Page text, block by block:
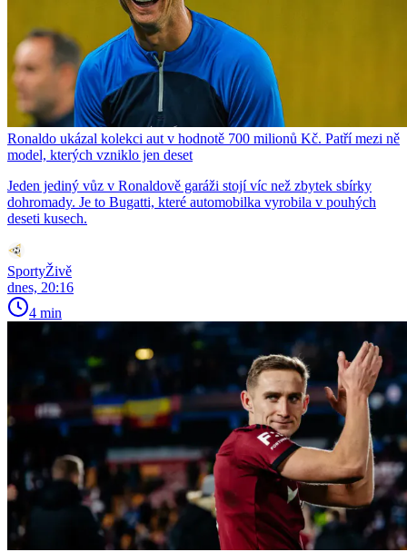
Ronaldo ukázal kolekci aut v hodnotě 700 milionů Kč. Patří mezi ně
model, kterých vzniklo jen deset
Jeden jediný vůz v Ronaldově garáži stojí víc než zbytek sbírky
dohromady. Je to Bugatti, které automobilka vyrobila v pouhých
deseti kusech.
SportyŽivě
dnes, 20:16
4 min